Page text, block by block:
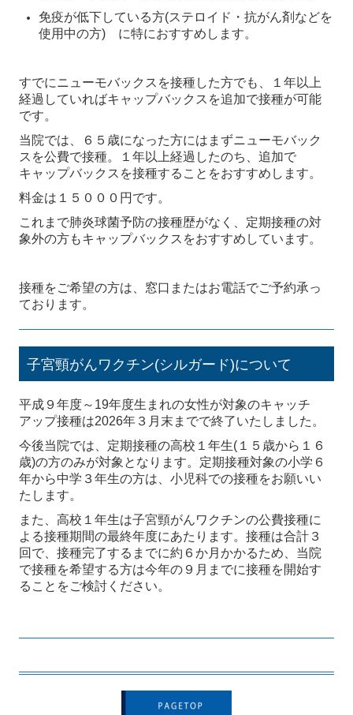
免疫が低下している方(ステロイド・抗がん剤などを
使用中の方) に特におすすめします。
すでにニューモバックスを接種した方でも、１年以上
経過していればキャップバックスを追加で接種が可能
です。
当院では、６５歳になった方にはまずニューモバック
スを公費で接種。１年以上経過したのち、追加で
キャップバックスを接種することをおすすめします。
料金は１５０００円です。
これまで肺炎球菌予防の接種歴がなく、定期接種の対
象外の方もキャップバックスをおすすめしています。
接種をご希望の方は、窓口またはお電話でご予約承っ
ております。
子宮頸がんワクチン(シルガード)について
平成９年度～19年度生まれの女性が対象のキャッチ
アップ接種は2026年３月末までで終了いたしました。
今後当院では、定期接種の高校１年生(１５歳から１６
歳)の方のみが対象となります。定期接種対象の小学６
年から中学３年生の方は、小児科での接種をお願いい
たします。
また、高校１年生は子宮頸がんワクチンの公費接種に
よる接種期間の最終年度にあたります。接種は合計３
回で、接種完了するまでに約６か月かかるため、当院
で接種を希望する方は今年の９月までに接種を開始す
ることをご検討ください。